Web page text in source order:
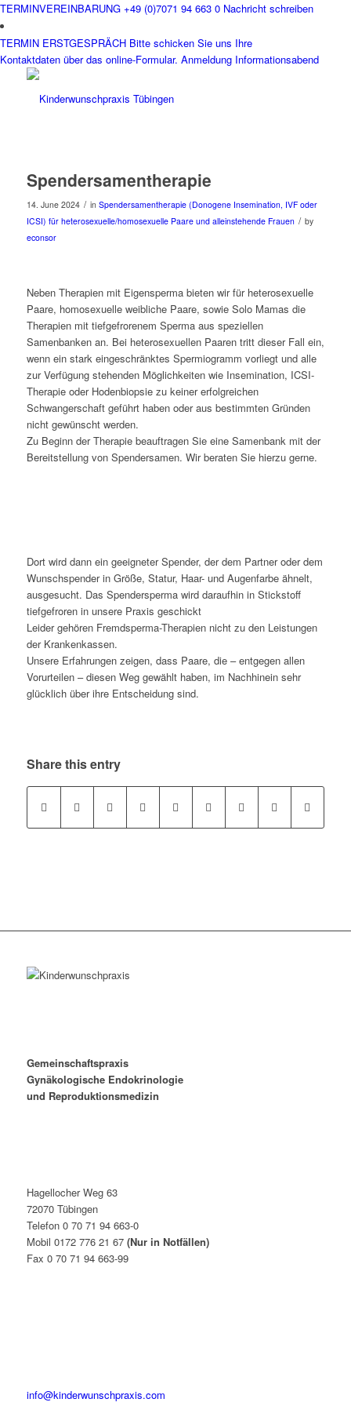
TERMINVEREINBARUNG +49 (0)7071 94 663 0 Nachricht schreiben
TERMIN ERSTGESPRÄCH Bitte schicken Sie uns Ihre
Kontaktdaten über das online-Formular. Anmeldung Informationsabend
Spendersamentherapie
14. June 2024 / in Spendersamentherapie (Donogene Insemination, IVF oder
ICSI) für heterosexuelle/homosexuelle Paare und alleinstehende Frauen / by
econsor
Neben Therapien mit Eigensperma bieten wir für heterosexuelle
Paare, homosexuelle weibliche Paare, sowie Solo Mamas die
Therapien mit tiefgefrorenem Sperma aus speziellen
Samenbanken an. Bei heterosexuellen Paaren tritt dieser Fall ein,
wenn ein stark eingeschränktes Spermiogramm vorliegt und alle
zur Verfügung stehenden Möglichkeiten wie Insemination, ICSI-
Therapie oder Hodenbiopsie zu keiner erfolgreichen
Schwangerschaft geführt haben oder aus bestimmten Gründen
nicht gewünscht werden.
Zu Beginn der Therapie beauftragen Sie eine Samenbank mit der
Bereitstellung von Spendersamen. Wir beraten Sie hierzu gerne.
Dort wird dann ein geeigneter Spender, der dem Partner oder dem
Wunschspender in Größe, Statur, Haar- und Augenfarbe ähnelt,
ausgesucht. Das Spendersperma wird daraufhin in Stickstoff
tiefgefroren in unsere Praxis geschickt
Leider gehören Fremdsperma-Therapien nicht zu den Leistungen
der Krankenkassen.
Unsere Erfahrungen zeigen, dass Paare, die – entgegen allen
Vorurteilen – diesen Weg gewählt haben, im Nachhinein sehr
glücklich über ihre Entscheidung sind.
Share this entry
Gemeinschaftspraxis
Gynäkologische Endokrinologie
und Reproduktionsmedizin
Hagellocher Weg 63
72070 Tübingen
Telefon 0 70 71 94 663-0
Mobil 0172 776 21 67 (Nur in Notfällen)
Fax 0 70 71 94 663-99
info@kinderwunschpraxis.com